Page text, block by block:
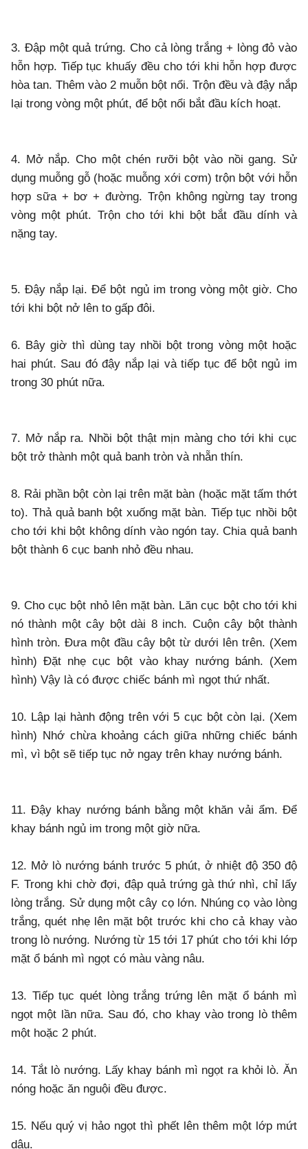
3. Đập một quả trứng. Cho cả lòng trắng + lòng đỏ vào
hỗn hợp. Tiếp tục khuấy đều cho tới khi hỗn hợp được
hòa tan. Thêm vào 2 muỗn bột nổi. Trộn đều và đậy nắp
lại trong vòng một phút, để bột nổi bắt đầu kích hoạt.
4. Mở nắp. Cho một chén rưỡi bột vào nồi gang. Sử
dụng muỗng gỗ (hoặc muỗng xới cơm) trộn bột với hỗn
hợp sữa + bơ + đường. Trộn không ngừng tay trong
vòng một phút. Trộn cho tới khi bột bắt đầu dính và
nặng tay.
5. Đậy nắp lại. Để bột ngủ im trong vòng một giờ. Cho
tới khi bột nở lên to gấp đôi.
6. Bây giờ thì dùng tay nhồi bột trong vòng một hoặc
hai phút. Sau đó đậy nắp lại và tiếp tục để bột ngủ im
trong 30 phút nữa.
7. Mở nắp ra. Nhồi bột thật mịn màng cho tới khi cục
bột trở thành một quả banh tròn và nhẵn thín.
8. Rải phần bột còn lại trên mặt bàn (hoặc mặt tấm thớt
to). Thả quả banh bột xuống mặt bàn. Tiếp tục nhồi bột
cho tới khi bột không dính vào ngón tay. Chia quả banh
bột thành 6 cục banh nhỏ đều nhau.
9. Cho cục bột nhỏ lên mặt bàn. Lăn cục bột cho tới khi
nó thành một cây bột dài 8 inch. Cuộn cây bột thành
hình tròn. Đưa một đầu cây bột từ dưới lên trên. (Xem
hình) Đặt nhẹ cục bột vào khay nướng bánh. (Xem
hình) Vậy là có được chiếc bánh mì ngọt thứ nhất.
10. Lập lại hành động trên với 5 cục bột còn lại. (Xem
hình) Nhớ chừa khoảng cách giữa những chiếc bánh
mì, vì bột sẽ tiếp tục nở ngay trên khay nướng bánh.
11. Đậy khay nướng bánh bằng một khăn vải ẩm. Để
khay bánh ngủ im trong một giờ nữa.
12. Mở lò nướng bánh trước 5 phút, ở nhiệt độ 350 độ
F. Trong khi chờ đợi, đập quả trứng gà thứ nhì, chỉ lấy
lòng trắng. Sử dụng một cây cọ lớn. Nhúng cọ vào lòng
trắng, quét nhẹ lên mặt bột trước khi cho cả khay vào
trong lò nướng. Nướng từ 15 tới 17 phút cho tới khi lớp
mặt ổ bánh mì ngọt có màu vàng nâu.
13. Tiếp tục quét lòng trắng trứng lên mặt ổ bánh mì
ngọt một lần nữa. Sau đó, cho khay vào trong lò thêm
một hoặc 2 phút.
14. Tắt lò nướng. Lấy khay bánh mì ngọt ra khỏi lò. Ăn
nóng hoặc ăn nguội đều được.
15. Nếu quý vị hảo ngọt thì phết lên thêm một lớp mứt
dâu.